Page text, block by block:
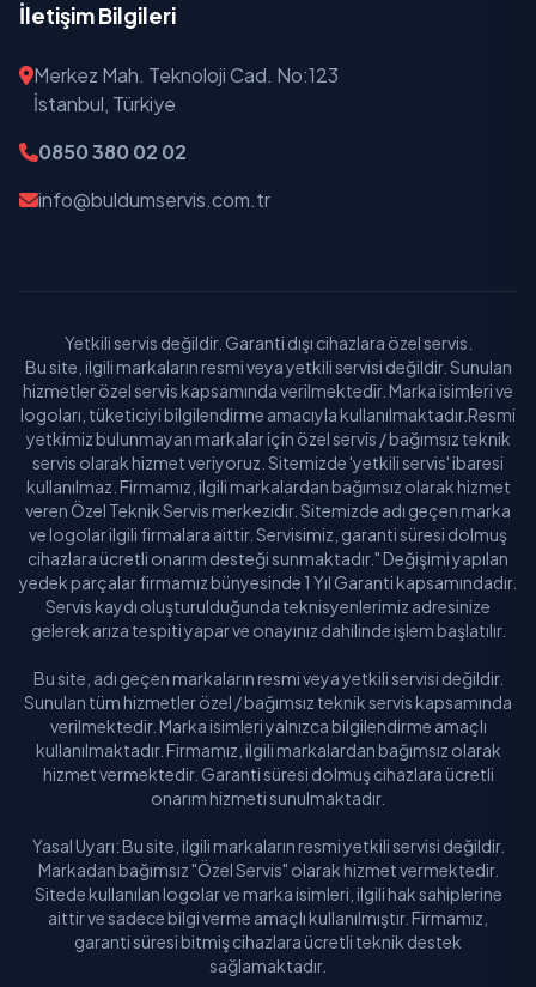
İletişim Bilgileri
Merkez Mah. Teknoloji Cad. No:123
İstanbul, Türkiye
0850 380 02 02
info@buldumservis.com.tr
Yetkili servis değildir. Garanti dışı cihazlara özel servis.
Bu site, ilgili markaların resmi veya yetkili servisi değildir. Sunulan
hizmetler özel servis kapsamında verilmektedir. Marka isimleri ve
logoları, tüketiciyi bilgilendirme amacıyla kullanılmaktadır.Resmi
yetkimiz bulunmayan markalar için özel servis / bağımsız teknik
servis olarak hizmet veriyoruz. Sitemizde 'yetkili servis' ibaresi
kullanılmaz. Firmamız, ilgili markalardan bağımsız olarak hizmet
veren Özel Teknik Servis merkezidir. Sitemizde adı geçen marka
ve logolar ilgili firmalara aittir. Servisimiz, garanti süresi dolmuş
cihazlara ücretli onarım desteği sunmaktadır." Değişimi yapılan
yedek parçalar firmamız bünyesinde 1 Yıl Garanti kapsamındadır.
Servis kaydı oluşturulduğunda teknisyenlerimiz adresinize
gelerek arıza tespiti yapar ve onayınız dahilinde işlem başlatılır.
Bu site, adı geçen markaların resmi veya yetkili servisi değildir.
Sunulan tüm hizmetler özel / bağımsız teknik servis kapsamında
verilmektedir. Marka isimleri yalnızca bilgilendirme amaçlı
kullanılmaktadır. Firmamız, ilgili markalardan bağımsız olarak
hizmet vermektedir. Garanti süresi dolmuş cihazlara ücretli
onarım hizmeti sunulmaktadır.
Yasal Uyarı: Bu site, ilgili markaların resmi yetkili servisi değildir.
Markadan bağımsız "Özel Servis" olarak hizmet vermektedir.
Sitede kullanılan logolar ve marka isimleri, ilgili hak sahiplerine
aittir ve sadece bilgi verme amaçlı kullanılmıştır. Firmamız,
garanti süresi bitmiş cihazlara ücretli teknik destek
sağlamaktadır.